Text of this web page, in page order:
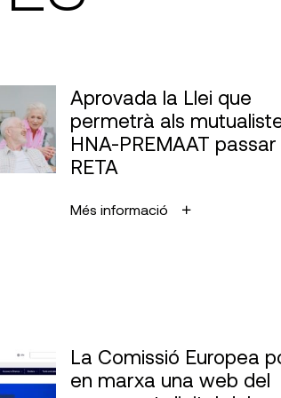
Aprovada la Llei que
permetrà als
HNA-PREMAAT passar
RETA
Més informació
La Comissió Europea
en marxa una web del